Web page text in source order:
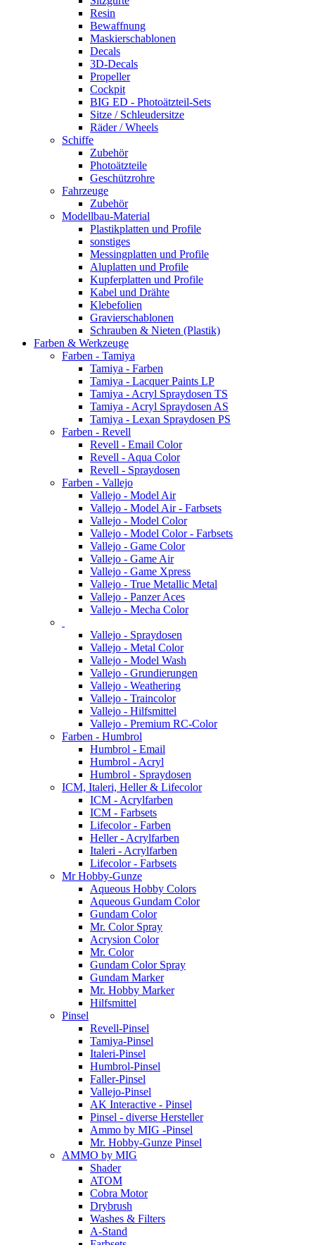
Resin
Bewaffnung
Maskierschablonen
Decals
3D-Decals
Propeller
Cockpit
BIG ED - Photoätzteil-Sets
Sitze / Schleudersitze
Räder / Wheels
Schiffe
Zubehör
Photoätzteile
Geschützrohre
Fahrzeuge
Zubehör
Modellbau-Material
Plastikplatten und Profile
sonstiges
Messingplatten und Profile
Aluplatten und Profile
Kupferplatten und Profile
Kabel und Drähte
Klebefolien
Gravierschablonen
Schrauben & Nieten (Plastik)
Farben & Werkzeuge
Farben - Tamiya
Tamiya - Farben
Tamiya - Lacquer Paints LP
Tamiya - Acryl Spraydosen TS
Tamiya - Acryl Spraydosen AS
Tamiya - Lexan Spraydosen PS
Farben - Revell
Revell - Email Color
Revell - Aqua Color
Revell - Spraydosen
Farben - Vallejo
Vallejo - Model Air
Vallejo - Model Air - Farbsets
Vallejo - Model Color
Vallejo - Model Color - Farbsets
Vallejo - Game Color
Vallejo - Game Air
Vallejo - Game Xpress
Vallejo - True Metallic Metal
Vallejo - Panzer Aces
Vallejo - Mecha Color
Vallejo - Spraydosen
Vallejo - Metal Color
Vallejo - Model Wash
Vallejo - Grundierungen
Vallejo - Weathering
Vallejo - Traincolor
Vallejo - Hilfsmittel
Vallejo - Premium RC-Color
Farben - Humbrol
Humbrol - Email
Humbrol - Acryl
Humbrol - Spraydosen
ICM, Italeri, Heller & Lifecolor
ICM - Acrylfarben
ICM - Farbsets
Lifecolor - Farben
Heller - Acrylfarben
Italeri - Acrylfarben
Lifecolor - Farbsets
Mr Hobby-Gunze
Aqueous Hobby Colors
Aqueous Gundam Color
Gundam Color
Mr. Color Spray
Acrysion Color
Mr. Color
Gundam Color Spray
Gundam Marker
Mr. Hobby Marker
Hilfsmittel
Pinsel
Revell-Pinsel
Tamiya-Pinsel
Italeri-Pinsel
Humbrol-Pinsel
Faller-Pinsel
Vallejo-Pinsel
AK Interactive - Pinsel
Pinsel - diverse Hersteller
Ammo by MIG -Pinsel
Mr. Hobby-Gunze Pinsel
AMMO by MIG
Shader
ATOM
Cobra Motor
Drybrush
Washes & Filters
A-Stand